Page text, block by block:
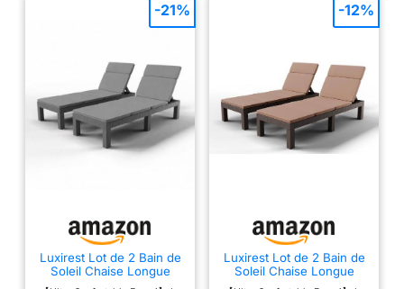
de terrasses de café en
bord de plage. DOSSIER
POSITIONS : Ce bain de
soleil offre 5 niveaux
d'inclinaison (102, 93,
80, 65, et 34 cm), idéal
pour trouver la position
DÉPLACEMENT FACILE :
Ce transat est équipé de
2 roulettes à l'arrière
pour le déplacer
Luxirest Lot de 2 Bain de
Soleil Chaise Longue
Jardin Exterieur - Dossier
-21%
Luxirest Lot de 2 Bain de
Soleil Chaise Longue
Jardin Exterieur - Dossier
-12%